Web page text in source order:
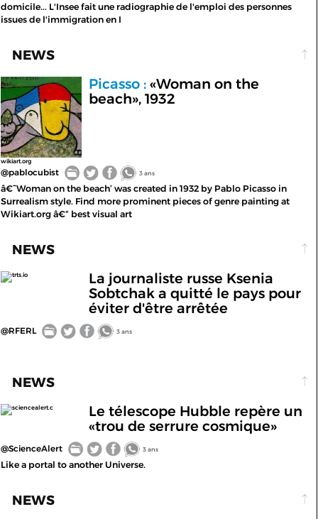
domicile... L'Insee fait une radiographie de l'emploi des personnes
issues de l'immigration en I
NEWS
wikiart.org
Picasso :«Woman on the
beach», 1932
@pablocubist 3 ans
â€˜Woman on the beach’ was created in 1932 by Pablo Picasso in
Surrealism style. Find more prominent pieces of genre painting at
Wikiart.org â€“ best visual art
NEWS
trts.io
La journaliste russe Ksenia
Sobtchak a quitté le pays pour
éviter d'être arrêtée
@RFERL 3 ans
NEWS
sciencealert.c
Le télescope Hubble repère un
«trou de serrure cosmique»
@ScienceAlert 3 ans
Like a portal to another Universe.
NEWS